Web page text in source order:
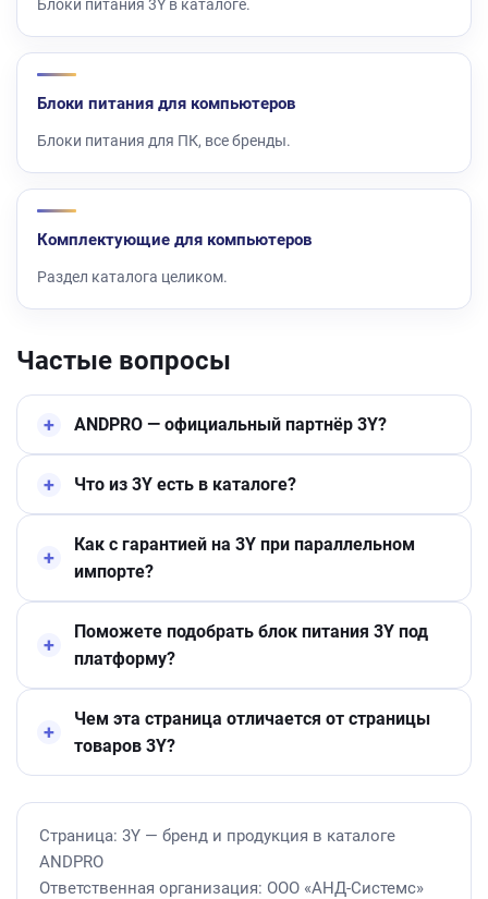
Блоки питания 3Y в каталоге.
Блоки питания для компьютеров
Блоки питания для ПК, все бренды.
Комплектующие для компьютеров
Раздел каталога целиком.
Частые вопросы
ANDPRO — официальный партнёр 3Y?
Что из 3Y есть в каталоге?
Как с гарантией на 3Y при параллельном
импорте?
Поможете подобрать блок питания 3Y под
платформу?
Чем эта страница отличается от страницы
товаров 3Y?
Страница: 3Y — бренд и продукция в каталоге
ANDPRO
Ответственная организация: ООО «АНД-Системс»